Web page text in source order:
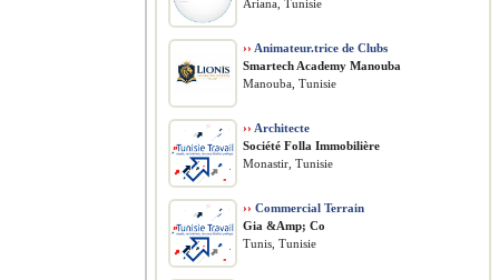
Ariana, Tunisie
›› Animateur.trice de Clubs
Smartech Academy Manouba
Manouba, Tunisie
›› Architecte
Société Folla Immobilière
Monastir, Tunisie
›› Commercial Terrain
Gia &Amp; Co
Tunis, Tunisie